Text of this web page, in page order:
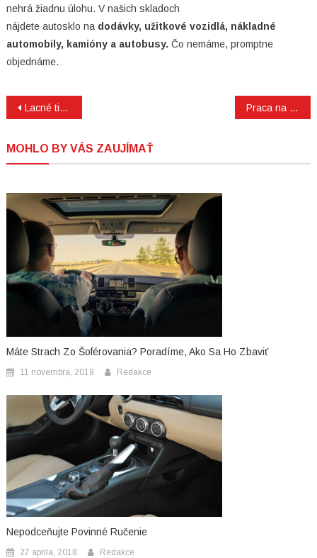
nehrá žiadnu úlohu. V našich skladoch
nájdete autosklo na dodávky, užitkové vozidlá, nákladné
automobily, kamióny a autobusy. Čo nemáme, promptne
objednáme.
Navigacija
prispevka
Lacné tipy ako vylepšiť bývanie Praca na Slovensku
MOHLO BY VÁS ZAUJÍMAŤ
Máte Strach Zo Šoférovania? Poradíme, Ako Sa Ho Zbaviť
11 novembra, 2019 Redakce
Nepodceňujte Povinné Ručenie
27 aprila, 2018 Redakce